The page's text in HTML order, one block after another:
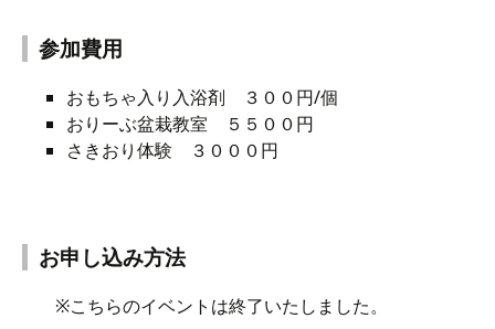
参加費用
おもちゃ入り入浴剤 ３００円/個
おりーぶ盆栽教室 ５５００円
さきおり体験 ３０００円
お申し込み方法
※こちらのイベントは終了いたしました。